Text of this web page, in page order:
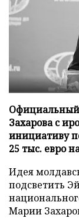
Захарова с
инициативу
25 тыс. евро
Идея
подсветить
Марии